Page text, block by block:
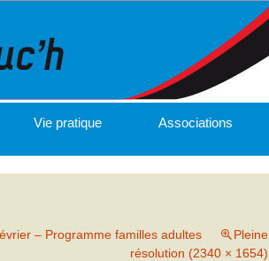
Vie pratique Associations
– Programme familles adultes
Pleine
résolution (2340 × 1654)